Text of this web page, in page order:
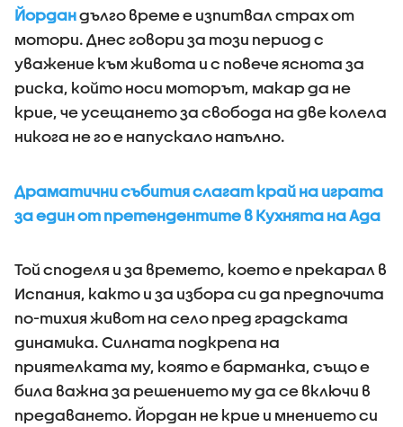
Йордандълго време е изпитвал страх от
мотори. Днес говори за този период с
уважение към живота и с повече яснота за
риска, който носи моторът, макар да не
крие, че усещането за свобода на две колела
никога не го е напускало напълно.
Драматични събития слагат край на играта
за един от претендентите в Кухнята на Ада
Той споделя и за времето, което е прекарал в
Испания, както и за избора си да предпочита
по-тихия живот на село пред градската
динамика. Силната подкрепа на
приятелката му, която е барманка, също е
била важна за решението му да се включи в
предаването. Йордан не крие и мнението си